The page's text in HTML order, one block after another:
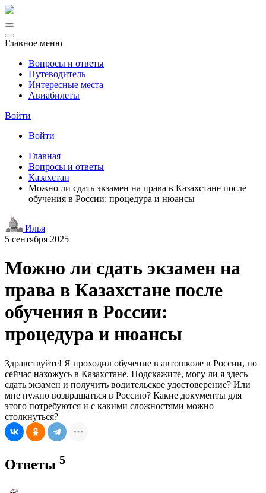
Главное меню
Вопросы и ответы
Путеводитель
Интересные места
Авиабилеты
Войти
Войти
Главная
Вопросы и ответы
Казахстан
Можно ли сдать экзамен на права в Казахстане после
обучения в России: процедура и нюансы
Илья
5 сентября 2025
Можно ли сдать экзамен на
права в Казахстане после
обучения в России:
процедура и нюансы
Здравствуйте! Я проходил обучение в автошколе в России, но
сейчас нахожусь в Казахстане. Подскажите, могу ли я здесь
сдать экзамен и получить водительское удостоверение? Или
мне нужно возвращаться в Россию? Какие документы для
этого потребуются и с какими сложностями можно
столкнуться?
Ответы 5